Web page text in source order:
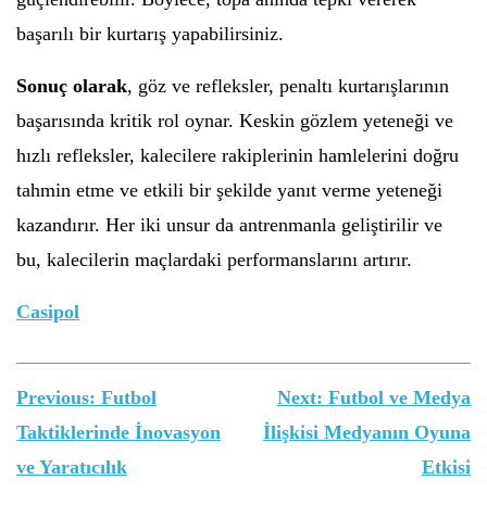
başarılı bir kurtarış yapabilirsiniz.
Sonuç olarak, göz ve refleksler, penaltı kurtarışlarının
başarısında kritik rol oynar. Keskin gözlem yeteneği ve
hızlı refleksler, kalecilere rakiplerinin hamlelerini doğru
tahmin etme ve etkili bir şekilde yanıt verme yeteneği
kazandırır. Her iki unsur da antrenmanla geliştirilir ve
bu, kalecilerin maçlardaki performanslarını artırır.
Casipol
Yazı
gezinmesi
Previous: Futbol
Taktiklerinde İnovasyon
ve Yaratıcılık
Next: Futbol ve Medya
İlişkisi Medyanın Oyuna
Etkisi